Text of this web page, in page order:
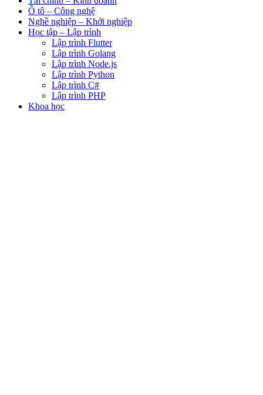
Ô tô – Công nghệ
Nghề nghiệp – Khởi nghiệp
Học tập – Lập trình
Lập trình Flutter
Lập trình Golang
Lập trình Node.js
Lập trình Python
Lập trình C#
Lập trình PHP
Khoa học